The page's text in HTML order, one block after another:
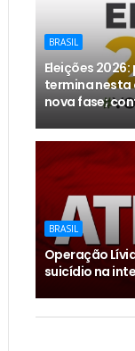
BRASIL
Eleições
termina
nova fase;
BRASIL
Operação
suicídio na